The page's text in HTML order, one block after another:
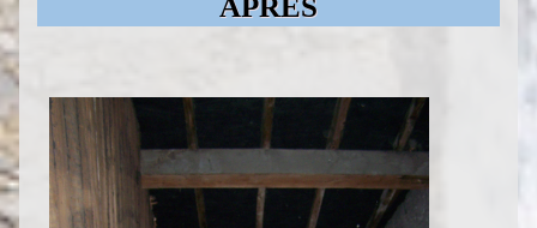
APRES